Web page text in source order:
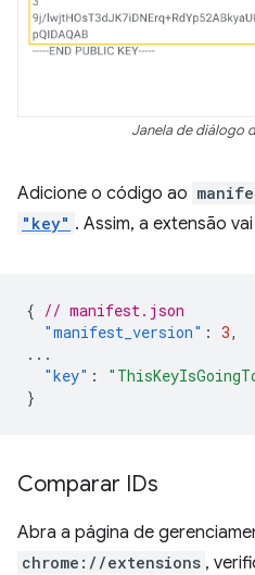
Janela de diálogo
Adicione o código ao
"key" . Assim, a extensão
{ // manifest.json
"manifest_version" : 3,
...
"key" :
}
Comparar IDs
Abra a página de
chrome://extensions ,